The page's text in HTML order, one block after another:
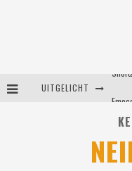
UITGELICHT